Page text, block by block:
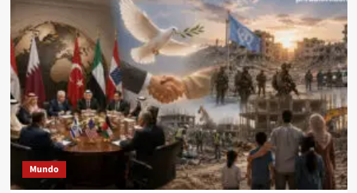
Mundo